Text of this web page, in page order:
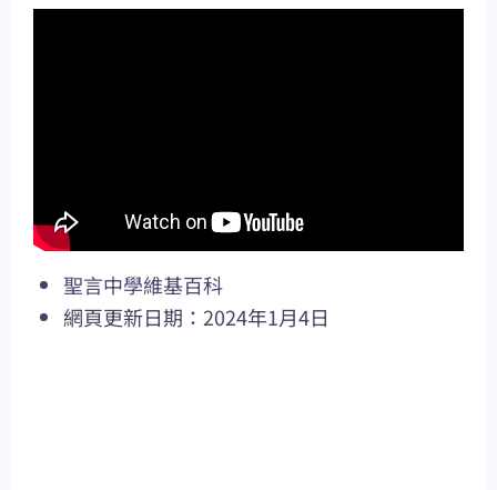
聖言中學維基百科
網頁更新日期：2024年1月4日